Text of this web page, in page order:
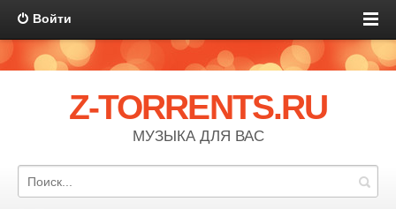
Войти
Z-TORRENTS.RU
МУЗЫКА ДЛЯ ВАС